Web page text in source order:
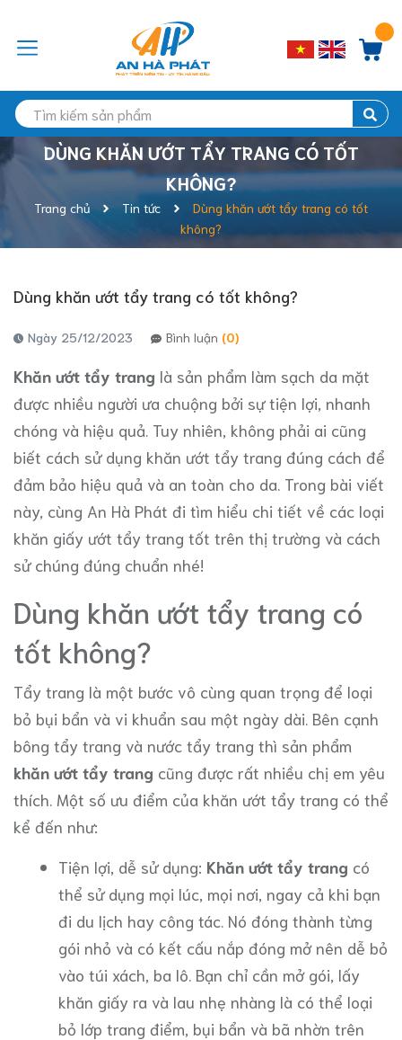
DÙNG KHĂN ƯỚT TẨY TRANG CÓ TỐT
KHÔNG?
Trang chủ Tin tức
Dùng khăn ướt tẩy trang có tốt
không?
Dùng khăn ướt tẩy trang có tốt không?
Ngày 25/12/2023 Bình luận (0)
Khăn ướt tẩy trang là sản phẩm làm sạch da mặt
được nhiều người ưa chuộng bởi sự tiện lợi, nhanh
chóng và hiệu quả. Tuy nhiên, không phải ai cũng
biết cách sử dụng khăn ướt tẩy trang đúng cách để
đảm bảo hiệu quả và an toàn cho da. Trong bài viết
này, cùng An Hà Phát đi tìm hiểu chi tiết về các loại
khăn giấy ướt tẩy trang tốt trên thị trường và cách
sử chúng đúng chuẩn nhé!
Dùng khăn ướt tẩy trang có
tốt không?
Tẩy trang là một bước vô cùng quan trọng để loại
bỏ bụi bẩn và vi khuẩn sau một ngày dài. Bên cạnh
bông tẩy trang và nước tẩy trang thì sản phẩm
khăn ướt tẩy trang cũng được rất nhiều chị em yêu
thích. Một số ưu điểm của khăn ướt tẩy trang có thể
kể đến như:
Tiện lợi, dễ sử dụng: Khăn ướt tẩy trang có
thể sử dụng mọi lúc, mọi nơi, ngay cả khi bạn
đi du lịch hay công tác. Nó đóng thành từng
gói nhỏ và có kết cấu nắp đóng mở nên dễ bỏ
vào túi xách, ba lô. Bạn chỉ cần mở gói, lấy
khăn giấy ra và lau nhẹ nhàng là có thể loại
bỏ lớp trang điểm, bụi bẩn và bã nhờn trên